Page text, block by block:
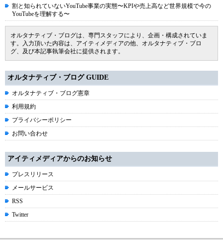
割と知られていないYouTube事業の実態〜KPIや売上高など世界規模で今の
YouTubeを理解する〜
オルタナティブ・ブログは、専門スタッフにより、企画・構成されていま
す。入力頂いた内容は、アイティメディアの他、オルタナティブ・ブロ
グ、及び本記事執筆会社に提供されます。
オルタナティブ・ブログ GUIDE
オルタナティブ・ブログ憲章
利用規約
プライバシーポリシー
お問い合わせ
アイティメディアからのお知らせ
プレスリリース
メールサービス
RSS
Twitter